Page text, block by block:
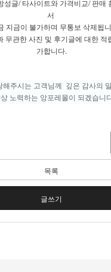
성글/ 타사이트와 가격비교/ 판매
서
지금이 불가하며 무통보 삭제됩
무관한 사진 및 후기글에 대한 적
가합니다.
해주시는 고객님께 깊은 감사의
노력하는 앙포레몰이 되겠습니
목록
글쓰기